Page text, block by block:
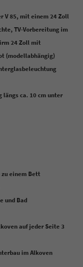
V 85, mit einem 24 Zoll
TV-Vorbereitung im
24 Zoll mit
(modellabhängig)
längs ca. 10 cm unter
einem Bett
und Bad
auf jeder Seite 3
im Alkoven